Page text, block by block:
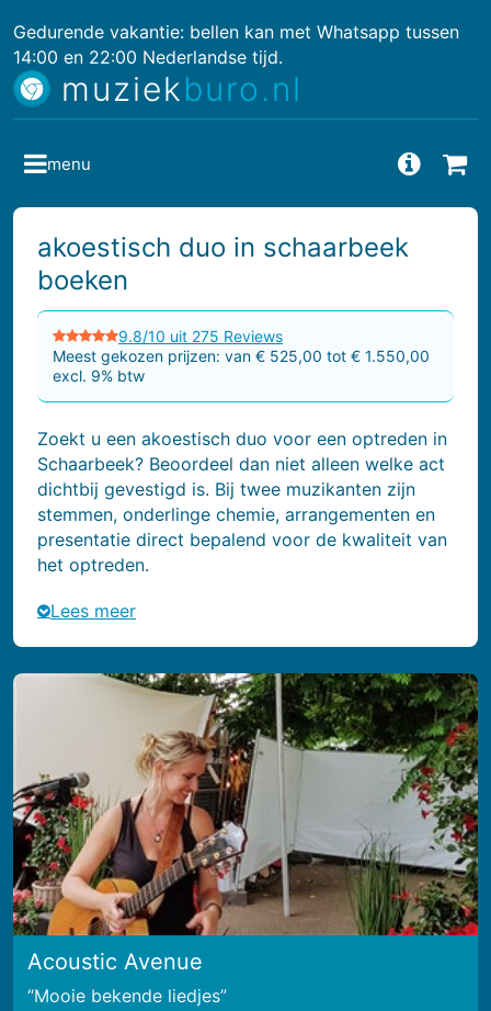
Gedurende vakantie: bellen kan met Whatsapp tussen
14:00 en 22:00 Nederlandse tijd.
muziekburo.nl
akoestisch duo in schaarbeek
boeken
9.8/10 uit 275 Reviews
Meest gekozen prijzen: van € 525,00 tot € 1.550,00
excl. 9% btw
Zoekt u een akoestisch duo voor een optreden in
Schaarbeek? Beoordeel dan niet alleen welke act
dichtbij gevestigd is. Bij twee muzikanten zijn
stemmen, onderlinge chemie, arrangementen en
presentatie direct bepalend voor de kwaliteit van
het optreden.
Lees meer
Acoustic Avenue
Mooie bekende liedjes
menu